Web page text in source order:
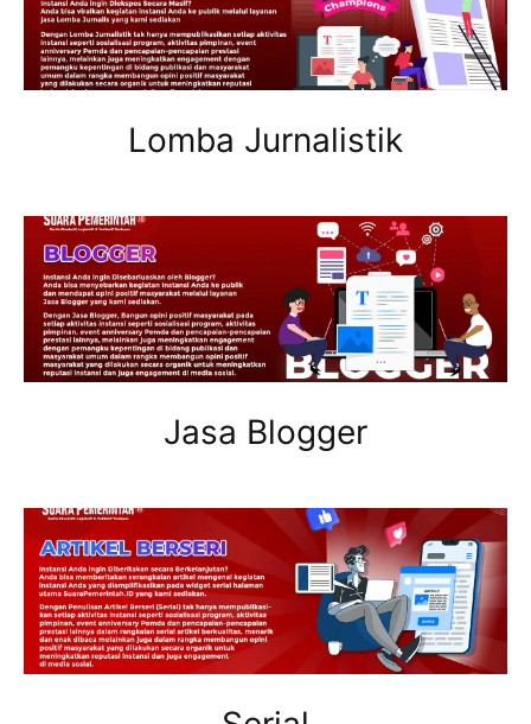
Lomba Jurnalistik
Jasa Blogger